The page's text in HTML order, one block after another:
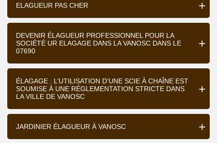
ELAGUEUR PAS CHER
DEVENIR ÉLAGUEUR PROFESSIONNEL POUR LA
SOCIÉTÉ UR ELAGAGE DANS LA VANOSC DANS LE
07690
ÉLAGAGE : L’UTILISATION D’UNE SCIE À CHAÎNE EST
SOUMISE À UNE RÉGLEMENTATION STRICTE DANS
LA VILLE DE VANOSC
JARDINIER ÉLAGUEUR À VANOSC